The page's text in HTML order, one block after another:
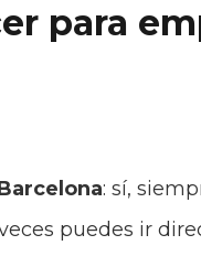
para
: sí,
puedes ir